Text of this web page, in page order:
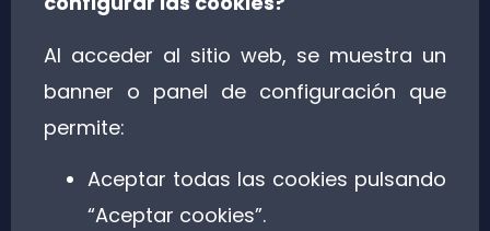
Al acceder al sitio web, se muestra un
banner o panel de configuración que
permite:
Aceptar todas las cookies pulsando
“Aceptar cookies”.